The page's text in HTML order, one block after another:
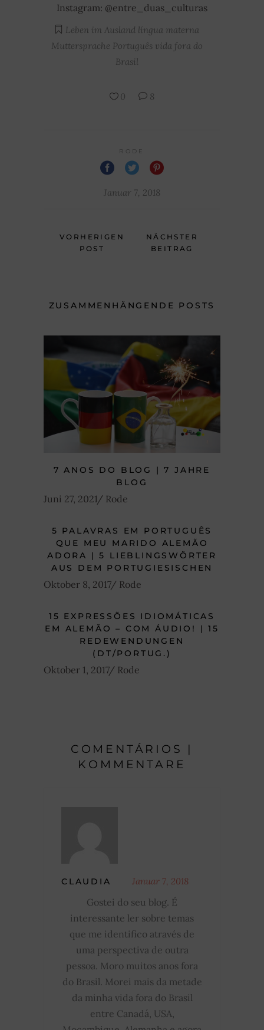
Instagram: @entre_duas_culturas
Leben im Ausland língua materna
Muttersprache Português vida fora do
Brasil
0 8
RODE
Januar 7, 2018
VORHERIGEN
POST
NÄCHSTER
BEITRAG
ZUSAMMENHÄNGENDE POSTS
7 ANOS DO BLOG | 7 JAHRE
BLOG
Juni 27, 2021 Rode
5 PALAVRAS EM PORTUGUÊS
QUE MEU MARIDO ALEMÃO
ADORA | 5 LIEBLINGSWÖRTER
AUS DEM PORTUGIESISCHEN
Oktober 8, 2017 Rode
15 EXPRESSÕES IDIOMÁTICAS
EM ALEMÃO – COM ÁUDIO! | 15
REDEWENDUNGEN
(DT/PORTUG.)
Oktober 1, 2017 Rode
COMENTÁRIOS |
KOMMENTARE
CLAUDIA Januar 7, 2018
Gostei do seu blog. É
interessante ler sobre temas
que me identifico através de
uma perspectiva de outra
pessoa. Moro muitos anos fora
do Brasil. Morei mais da metade
da minha vida fora do Brasil
entre Canadá, USA,